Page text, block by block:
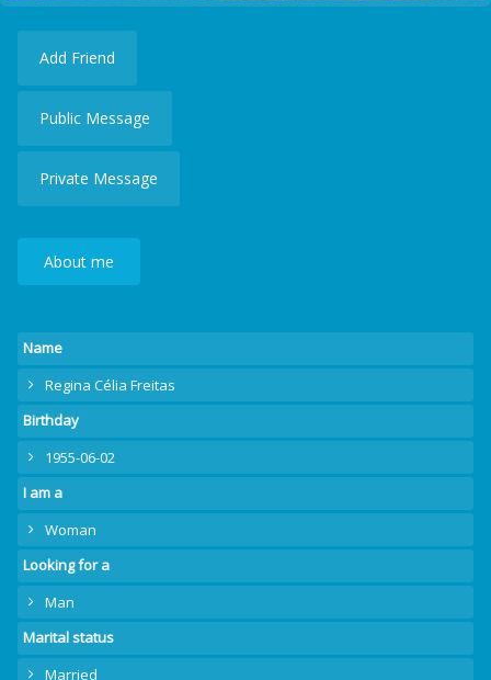
Add Friend
Public Message
Private Message
About me
Name
Regina Célia Freitas
Birthday
1955-06-02
I am a
Woman
Looking for a
Man
Marital status
Married